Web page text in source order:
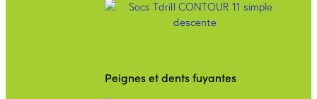
Peignes et dents fuyantes